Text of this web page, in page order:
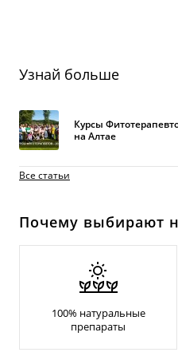
Узнай больше
Курсы
на Алтае
Все статьи
Почему выбирают
100% натуральные
препараты